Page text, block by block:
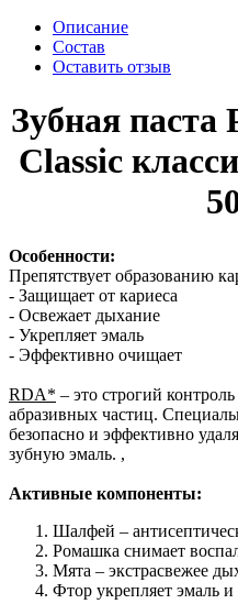
Описание
Состав
Оставить отзыв
Зубная
Classic
Особенности:
Препятствует образованию
- Защищает от кариеса
- Освежает дыхание
- Укрепляет эмаль
- Эффективно очищает
RDA* – это строгий
абразивных частиц.
безопасно и эффективно
зубную эмаль. ,
Активные компоненты:
Шалфей –
Ромашка снимает
Мята – экстрасвежее
Фтор укрепляет эмаль